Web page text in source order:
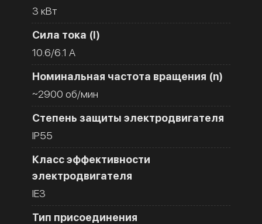
3 кВт
Сила тока (I)
10.6/6.1 A
Номинальная частота вращения (n)
~2900 об/мин
Степень защиты электродвигателя
IP55
Класс эффективности
электродвигателя
IE3
Тип присоединения